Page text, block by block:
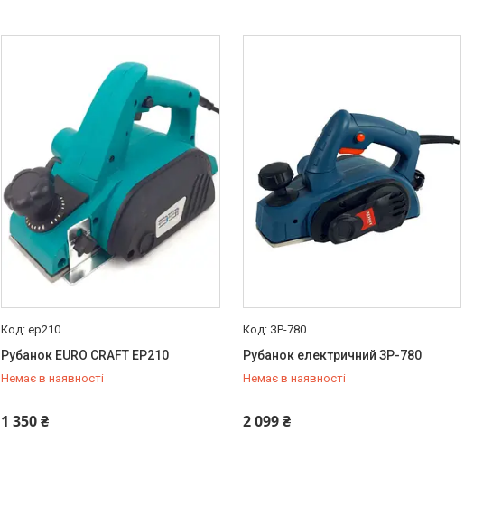
ep210
Рубанок EURO CRAFT EP210
Немає в наявності
1 350 ₴
+380 (93) 434-61-54
ЗР-780
Рубанок електричний ЗР-780
Немає в наявності
2 099 ₴
+380 (93) 434-61-54